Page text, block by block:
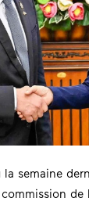
semaine
de